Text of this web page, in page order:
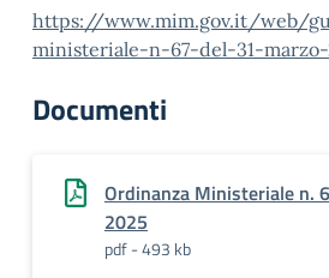
https://www.mim.gov.it/web/
ministeriale-n-67-del-31-
Documenti
Ordinanza Ministeriale n.
2025
pdf - 493 kb